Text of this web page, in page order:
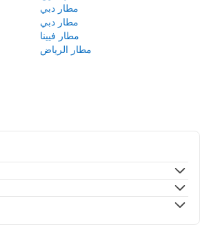
مطار دبي
مطار دبي
مطار فيينا
مطار الرياض